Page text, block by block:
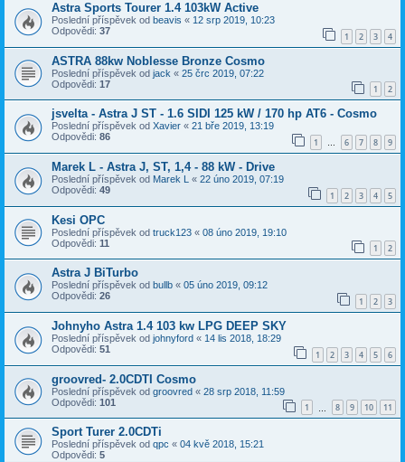
Astra Sports Tourer 1.4 103kW Active
Poslední příspěvek od beavis « 12 srp 2019, 10:23
Odpovědi: 37 1 2 3 4
ASTRA 88kw Noblesse Bronze Cosmo
Poslední příspěvek od jack « 25 črc 2019, 07:22
Odpovědi: 17 1 2
jsvelta - Astra J ST - 1.6 SIDI 125 kW / 170 hp AT6 - Cosmo
Poslední příspěvek od Xavier « 21 bře 2019, 13:19
Odpovědi: 86 1 … 6 7 8 9
Marek L - Astra J, ST, 1,4 - 88 kW - Drive
Poslední příspěvek od Marek L « 22 úno 2019, 07:19
Odpovědi: 49 1 2 3 4 5
Kesi OPC
Poslední příspěvek od truck123 « 08 úno 2019, 19:10
Odpovědi: 11 1 2
Astra J BiTurbo
Poslední příspěvek od bullb « 05 úno 2019, 09:12
Odpovědi: 26 1 2 3
Johnyho Astra 1.4 103 kw LPG DEEP SKY
Poslední příspěvek od johnyford « 14 lis 2018, 18:29
Odpovědi: 51 1 2 3 4 5 6
groovred- 2.0CDTI Cosmo
Poslední příspěvek od groovred « 28 srp 2018, 11:59
Odpovědi: 101 1 8 9 10 11
Sport Turer 2.0CDTi
Poslední příspěvek od qpc « 04 kvě 2018, 15:21
Odpovědi: 5